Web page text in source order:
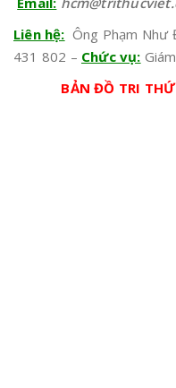
Liên hệ: Ông Phạm
431 802 – Chức vụ:
BẢN ĐỒ TRI